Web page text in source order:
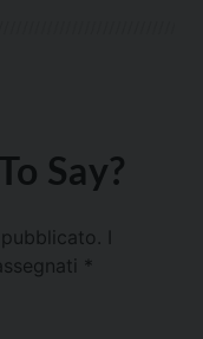
Say?
*